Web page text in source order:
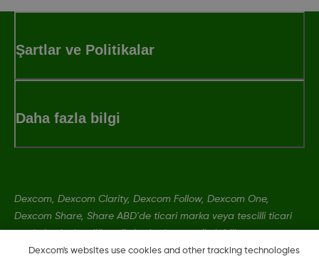
Şartlar ve Politikalar
Daha fazla bilgi
Dexcom, Dexcom Clarity, Dexcom Follow, Dexcom One,
Dexcom Share, Share ABD'de ticari marka veya tescilli ticari
markalardır; bu diğer ülkelerde de geçerli olabilir.
Dexcom's websites use cookies and other tracking technologies